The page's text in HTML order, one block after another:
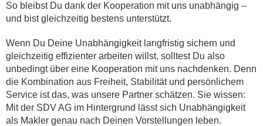
So bleibst Du dank der Kooperation mit uns unabhängig –
und bist gleichzeitig bestens unterstützt.
Wenn Du Deine Unabhängigkeit langfristig sichern und
gleichzeitig effizienter arbeiten willst, solltest Du also
unbedingt über eine Kooperation mit uns nachdenken. Denn
die Kombination aus Freiheit, Stabilität und persönlichem
Service ist das, was unsere Partner schätzen. Sie wissen:
Mit der SDV AG im Hintergrund lässt sich Unabhängigkeit
als Makler genau nach Deinen Vorstellungen leben.